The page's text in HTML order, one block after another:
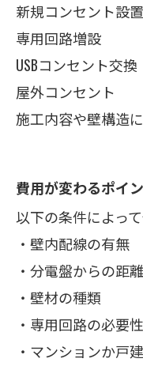
新規コンセント設置
専用回路増設
USBコンセント交換
屋外コンセント
施工内容や壁構造
費用が変わるポイ
以下の条件によっ
・壁内配線の有無
・分電盤からの距離
・壁材の種類
・専用回路の必要性
・マンションか戸